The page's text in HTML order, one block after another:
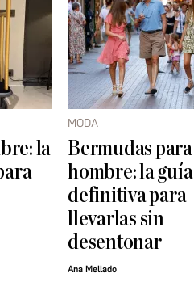
la
MODA
Bermudas para
hombre: la guía
definitiva para
llevarlas sin
desentonar
Ana Mellado